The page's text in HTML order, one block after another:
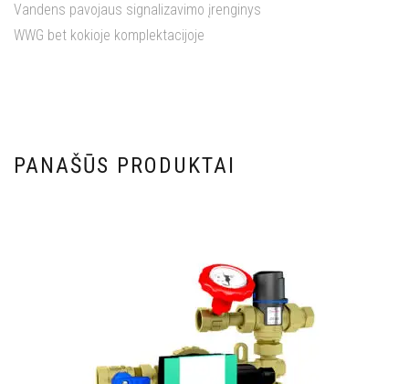
Vandens pavojaus signalizavimo įrenginys
WWG bet kokioje komplektacijoje
PANAŠŪS PRODUKTAI